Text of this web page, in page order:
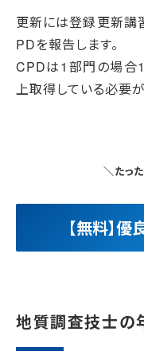
更新には登録更新講
PDを報告します。
CPDは1部門の場合
上取得している必要が
＼たっ
【無料】
地質調査技士の